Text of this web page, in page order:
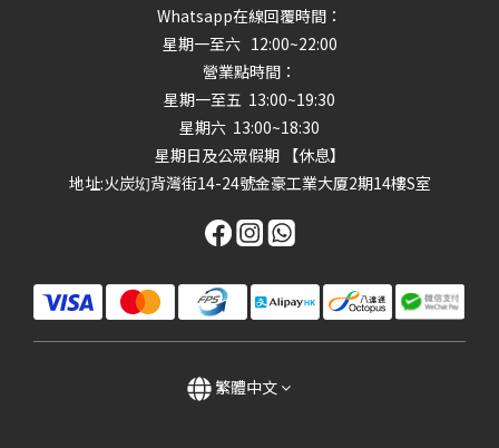
Whatsapp在線回覆時間：
星期一至六 12:00~22:00
營業點時間：
星期一至五 13:00~19:30
星期六 13:00~18:30
星期日及公眾假期 【休息】
地址:火炭㘭背灣街14-24號金豪工業大厦2期14樓S室
繁體中文